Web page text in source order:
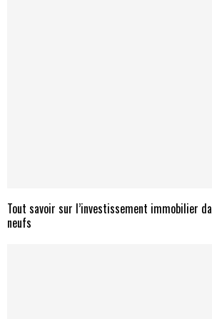
Tout savoir sur l’investissement immobilier
neufs